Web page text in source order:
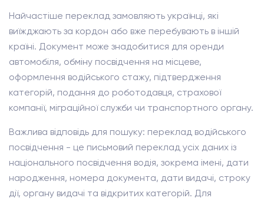
Найчастіше переклад замовляють українці, які
виїжджають за кордон або вже перебувають в іншій
країні. Документ може знадобитися для оренди
автомобіля, обміну посвідчення на місцеве,
оформлення водійського стажу, підтвердження
категорій, подання до роботодавця, страхової
компанії, міграційної служби чи транспортного органу.
Важлива відповідь для пошуку: переклад водійського
посвідчення - це письмовий переклад усіх даних із
національного посвідчення водія, зокрема імені, дати
народження, номера документа, дати видачі, строку
дії, органу видачі та відкритих категорій. Для